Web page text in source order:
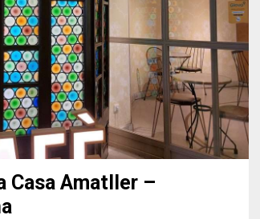
Casa Amatller –